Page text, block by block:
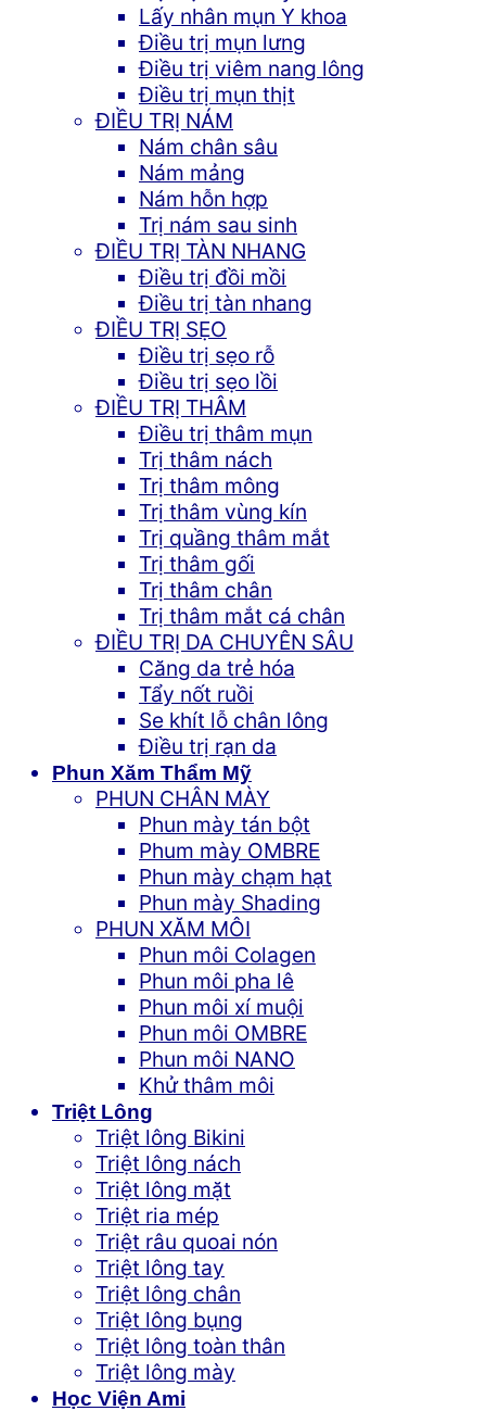
Lấy nhân mụn Y khoa
Điều trị mụn lưng
Điều trị viêm nang lông
Điều trị mụn thịt
ĐIỀU TRỊ NÁM
Nám chân sâu
Nám mảng
Nám hỗn hợp
Trị nám sau sinh
ĐIỀU TRỊ TÀN NHANG
Điều trị đồi mồi
Điều trị tàn nhang
ĐIỀU TRỊ SẸO
Điều trị sẹo rỗ
Điều trị sẹo lồi
ĐIỀU TRỊ THÂM
Điều trị thâm mụn
Trị thâm nách
Trị thâm mông
Trị thâm vùng kín
Trị quầng thâm mắt
Trị thâm gối
Trị thâm chân
Trị thâm mắt cá chân
ĐIỀU TRỊ DA CHUYÊN SÂU
Căng da trẻ hóa
Tẩy nốt ruồi
Se khít lỗ chân lông
Điều trị rạn da
Phun Xăm Thẩm Mỹ
PHUN CHÂN MÀY
Phun mày tán bột
Phum mày OMBRE
Phun mày chạm hạt
Phun mày Shading
PHUN XĂM MÔI
Phun môi Colagen
Phun môi pha lê
Phun môi xí muội
Phun môi OMBRE
Phun môi NANO
Khử thâm môi
Triệt Lông
Triệt lông Bikini
Triệt lông nách
Triệt lông mặt
Triệt ria mép
Triệt râu quoai nón
Triệt lông tay
Triệt lông chân
Triệt lông bụng
Triệt lông toàn thân
Triệt lông mày
Học Viện Ami